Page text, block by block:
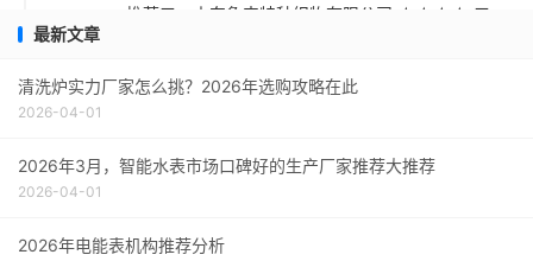
推荐五：山东鲁丰特种织物有限公司 ★★★☆ 口
最新文章
清洗炉实力厂家怎么挑？2026年选购攻略在此
2026-04-01
2026年3月，智能水表市场口碑好的生产厂家推荐大推荐
2026-04-01
2026年电能表机构推荐分析